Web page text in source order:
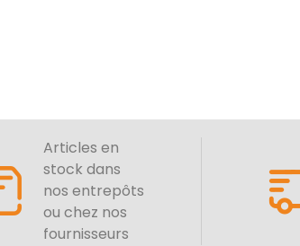
Articles en
stock dans
nos entrepôts
ou chez nos
fournisseurs